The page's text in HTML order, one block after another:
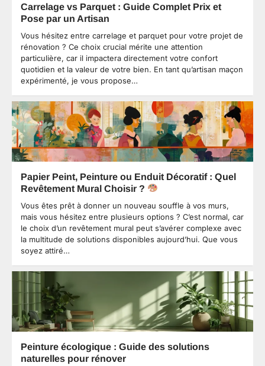
Carrelage vs Parquet : Guide Complet Prix et
Pose par un Artisan
Vous hésitez entre carrelage et parquet pour votre projet de
rénovation ? Ce choix crucial mérite une attention
particulière, car il impactera directement votre confort
quotidien et la valeur de votre bien. En tant qu’artisan maçon
expérimenté, je vous propose…
Papier Peint, Peinture ou Enduit Décoratif : Quel
Revêtement Mural Choisir ?
Vous êtes prêt à donner un nouveau souffle à vos murs,
mais vous hésitez entre plusieurs options ? C’est normal, car
le choix d’un revêtement mural peut s’avérer complexe avec
la multitude de solutions disponibles aujourd’hui. Que vous
soyez attiré…
Peinture écologique : Guide des solutions
naturelles pour rénover